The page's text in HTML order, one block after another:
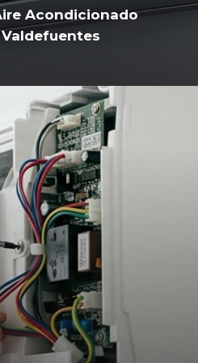
Acondicionado